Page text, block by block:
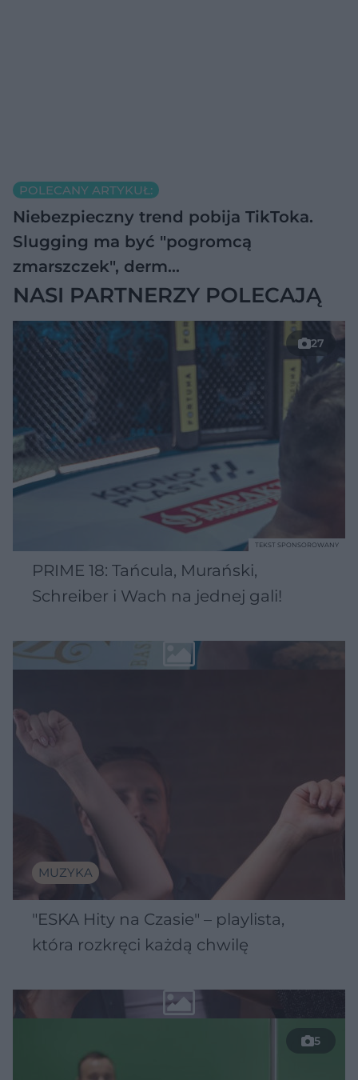
POLECANY ARTYKUŁ:
Niebezpieczny trend pobija TikToka.
Slugging ma być "pogromcą
zmarszczek", derm…
NASI PARTNERZY POLECAJĄ
27
PRIME 18: Tańcula, Murański,
Schreiber i Wach na jednej gali!
TEKST SPONSOROWANY
MUZYKA
"ESKA Hity na Czasie" – playlista,
która rozkręci każdą chwilę
5